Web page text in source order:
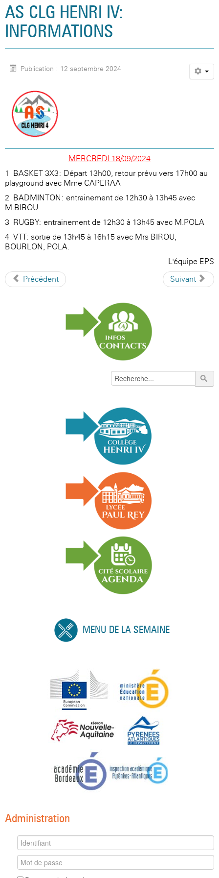
AS CLG HENRI IV:
INFORMATIONS
Publication : 12 septembre 2024
MERCREDI 18/09/2024
1- BASKET 3X3: Départ 13h00, retour prévu vers 17h00 au
playground avec Mme CAPERAA
2- BADMINTON: entrainement de 12h30 à 13h45 avec
M.BIROU
3- RUGBY: entrainement de 12h30 à 13h45 avec M.POLA
4- VTT: sortie de 13h45 à 16h15 avec Mrs BIROU,
BOURLON, POLA.
L'équipe EPS
Précédent
Suivant
MENU DE LA SEMAINE
Administration